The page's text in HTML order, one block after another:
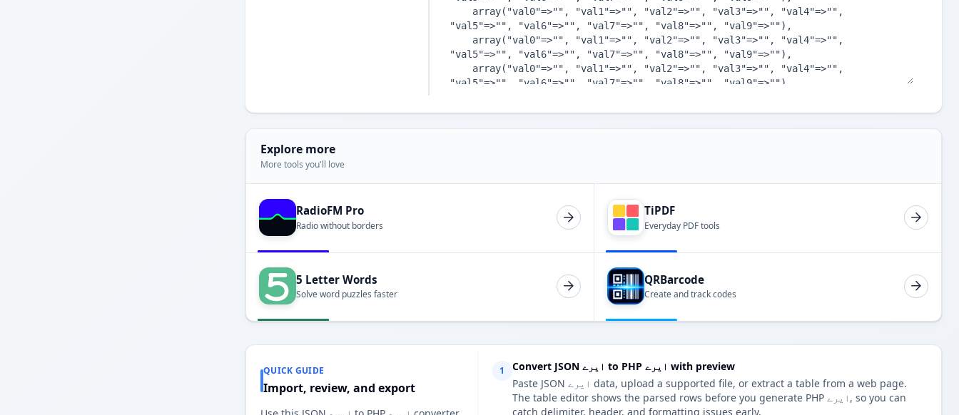
Explore more
More tools you'll love
RadioFM Pro
Radio without borders
TiPDF
Everyday PDF tools
5 Letter Words
Solve word puzzles faster
QRBarcode
Create and track codes
QUICK GUIDE
Import, review, and export
1
Convert JSON ایرے to PHP ایرے with preview
Paste JSON ایرے data, upload a supported file, or extract a table from a web page.
The table editor shows the parsed rows before you generate PHP ایرے, so you can
catch delimiter, header, and formatting issues early.